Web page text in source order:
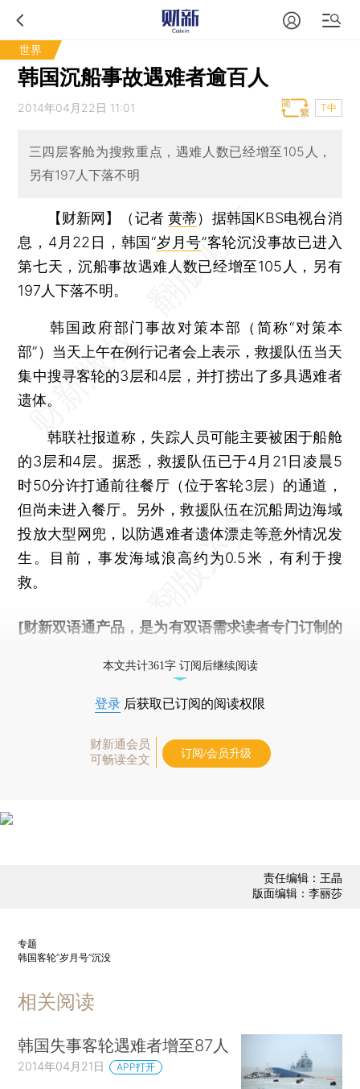
世界
韩国沉船事故遇难者逾百人
2014年04月22日 11:01 T中
三四层客舱为搜救重点，遇难人数已经增至105人，
另有197人下落不明
【财新网】（记者黄蒂） 据韩国KBS电视台消
息，4月22日，韩国“岁月号”客轮沉没事故已进入
第七天，沉船事故遇难人数已经增至105人，另有
197人下落不明。
韩国政府部门事故对策本部（简称“对策本
部”）当天上午在例行记者会上表示，救援队伍当天
集中搜寻客轮的3层和4层，并打捞出了多具遇难者
遗体。
韩联社报道称，失踪人员可能主要被困于船舱
的3层和4层。据悉，救援队伍已于4月21日凌晨5
时50分许打通前往餐厅（位于客轮3层）的通道，
但尚未进入餐厅。另外，救援队伍在沉船周边海域
投放大型网兜，以防遇难者遗体漂走等意外情况发
生。目前，事发海域浪高约为0.5米，有利于搜
救。
[财新双语通产品，是为有双语需求读者专门订制的
本文共计361字 订阅后继续阅读
登录 后获取已订阅的阅读权限
财新通会员
可畅读全文
订阅/会员升级
责任编辑：王晶
版面编辑：李丽莎
专题
韩国客轮“岁月号”沉没
相关阅读
韩国失事客轮遇难者增至87人
2014年04月21日 APP打开